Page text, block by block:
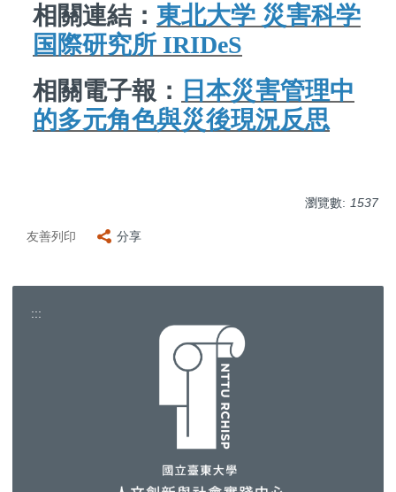
相關連結： 東北大学 災害科学
国際研究所 IRIDeS
相關電子報： 日本災害管理中
的多元角色與災後現況反思
瀏覽數: 1537
友善列印 分享
:::